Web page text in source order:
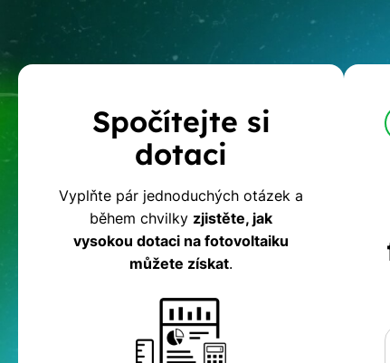
Kalkulačka
dotací
na
fotovoltaiku
Spočítejte si
dotaci
Vyplňte pár jednoduchých otázek a
během chvilky zjistěte, jak
vysokou dotaci na fotovoltaiku
můžete získat.